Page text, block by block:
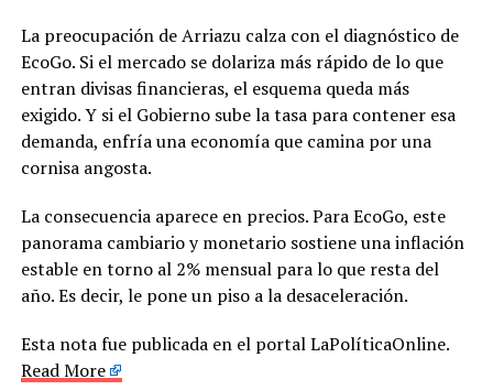
La preocupación de Arriazu calza con el diagnóstico de
EcoGo. Si el mercado se dolariza más rápido de lo que
entran divisas financieras, el esquema queda más
exigido. Y si el Gobierno sube la tasa para contener esa
demanda, enfría una economía que camina por una
cornisa angosta.
La consecuencia aparece en precios. Para EcoGo, este
panorama cambiario y monetario sostiene una inflación
estable en torno al 2% mensual para lo que resta del
año. Es decir, le pone un piso a la desaceleración.
Esta nota fue publicada en el portal LaPolíticaOnline.
Read More